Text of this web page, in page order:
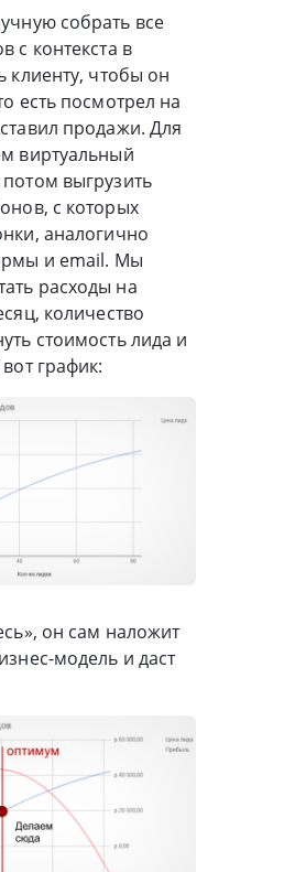
собрать все
с контекста в
клиенту, чтобы он
есть посмотрел на
продажи. Для
виртуальный
выгрузить
с которых
аналогично
и email. Мы
расходы на
количество
стоимость лида и
график:
он сам наложит
модель и даст